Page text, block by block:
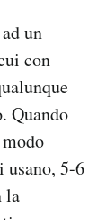
un
con
Quando
5-6
la